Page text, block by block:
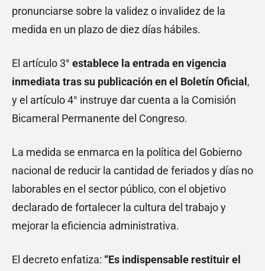
pronunciarse sobre la validez o invalidez de la
medida en un plazo de diez días hábiles.
El artículo 3° establece la entrada en vigencia
inmediata tras su publicación en el Boletín Oficial ,
y el artículo 4° instruye dar cuenta a la Comisión
Bicameral Permanente del Congreso.
La medida se enmarca en la política del Gobierno
nacional de reducir la cantidad de feriados y días no
laborables en el sector público, con el objetivo
declarado de fortalecer la cultura del trabajo y
mejorar la eficiencia administrativa.
El decreto enfatiza: “Es indispensable restituir el